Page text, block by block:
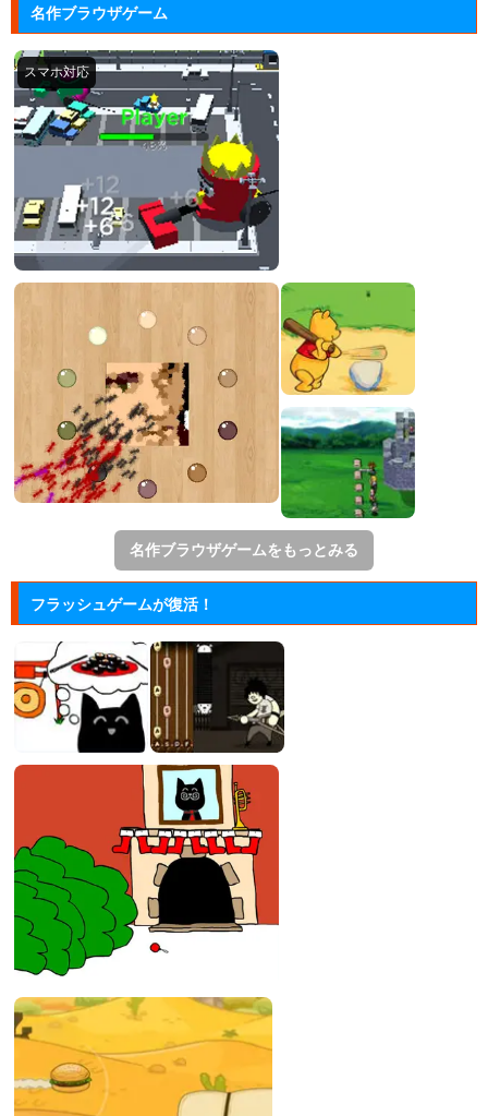
ーム。
名作ブラウザゲーム
名作ブラウザゲームをもっとみる
フラッシュゲームが復活！